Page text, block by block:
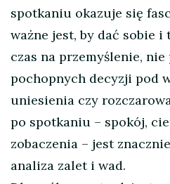
spotkaniu okazuje się
ważne jest, by dać sobie
czas na przemyślenie, nie
pochopnych decyzji pod
uniesienia czy
po spotkaniu – spokój,
zobaczenia – jest
analiza zalet i wad.